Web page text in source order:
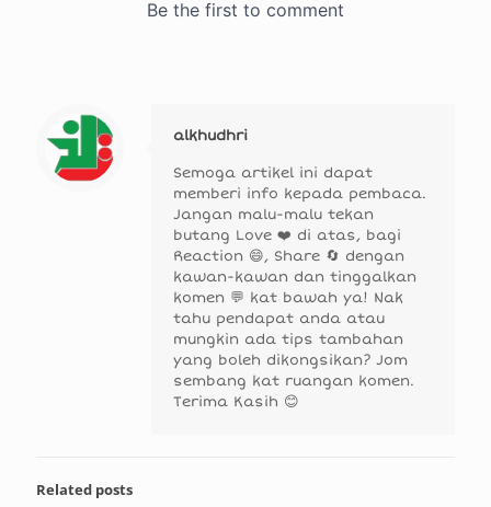
alkhudhri
Semoga artikel ini dapat
memberi info kepada pembaca.
Jangan malu-malu tekan
butang Love ❤️ di atas, bagi
Reaction 😄, Share 🔄 dengan
kawan-kawan dan tinggalkan
komen 💬 kat bawah ya! Nak
tahu pendapat anda atau
mungkin ada tips tambahan
yang boleh dikongsikan? Jom
sembang kat ruangan komen.
Terima Kasih 😊
Related posts